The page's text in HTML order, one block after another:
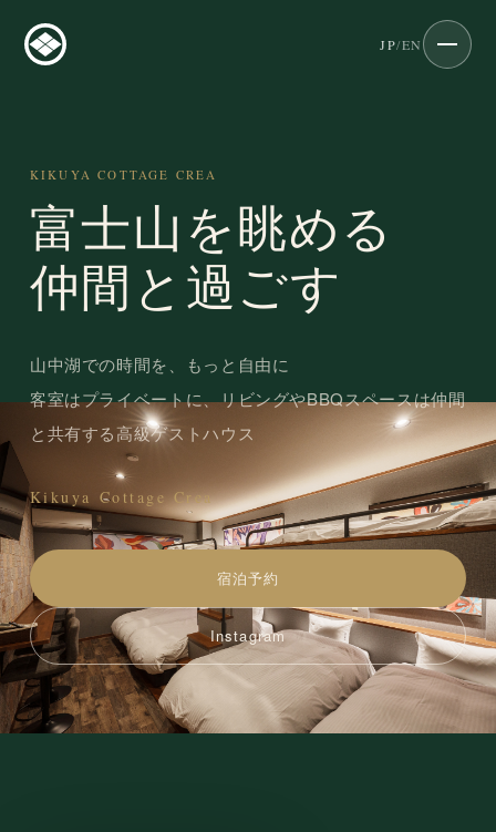
JP/EN
KIKUYA COTTAGE CREA
富士山を眺める
仲間と過ごす
山中湖での時間を、もっと自由に
客室はプライベートに、リビングやBBQスペースは仲間
と共有する高級ゲストハウス
Kikuya Cottage Crea
宿泊予約
Instagram